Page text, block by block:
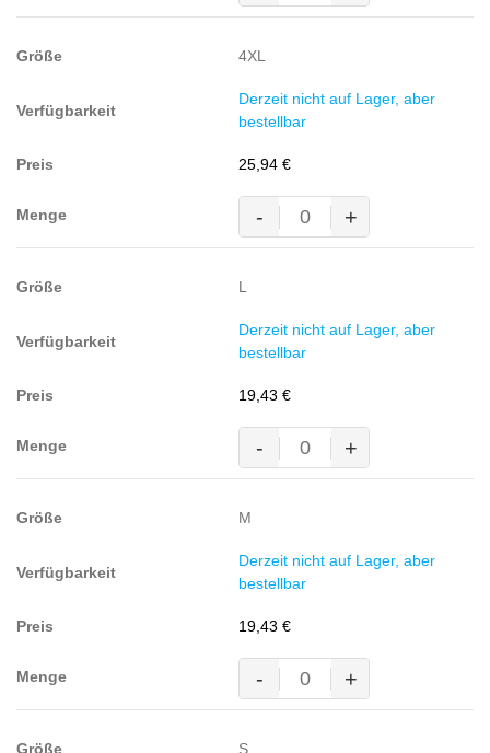
Shirt,
(60%
Polyester,
180
g/m²)
4XL
Derzeit nicht auf Lager, aber
bestellbar
25,94 €
MASCOT® BORNEO Polo-
Shirt,
(60%
Polyester,
180
g/m²)
- +
L
Derzeit nicht auf Lager, aber
bestellbar
19,43 €
MASCOT® BORNEO Polo-
Shirt,
(60%
Polyester,
180
g/m²)
- +
M
Derzeit nicht auf Lager, aber
bestellbar
19,43 €
MASCOT® BORNEO Polo-
Shirt,
- +
S